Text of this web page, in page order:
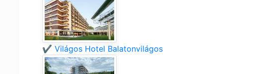
✔️ Világos Hotel Balatonvilágos